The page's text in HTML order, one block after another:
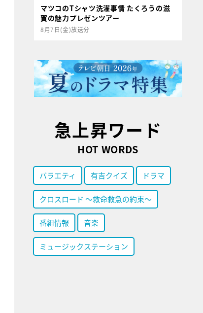
マツコのTシャツ洗濯事情 たくろうの滋
賀の魅力プレゼンツアー
8月7日(金)放送分
急上昇ワード
HOT WORDS
バラエティ 有吉クイズ ドラマ
クロスロード ～救命救急の約束～
番組情報 音楽
ミュージックステーション